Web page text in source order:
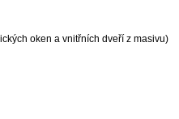
oken a vnitřních dveří z masivu)